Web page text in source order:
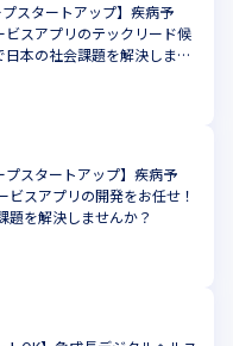
スタートアップ】疾病予
スアプリのテックリード候
本の社会課題を解決しませ
プスタートアップ】疾病予
スアプリの開発をお任せ！
を解決しませんか？